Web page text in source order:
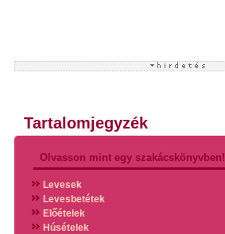
Tartalomjegyzék
Olvasson mint egy szakácskönyvben!
Levesek
Levesbetétek
Előételek
Húsételek